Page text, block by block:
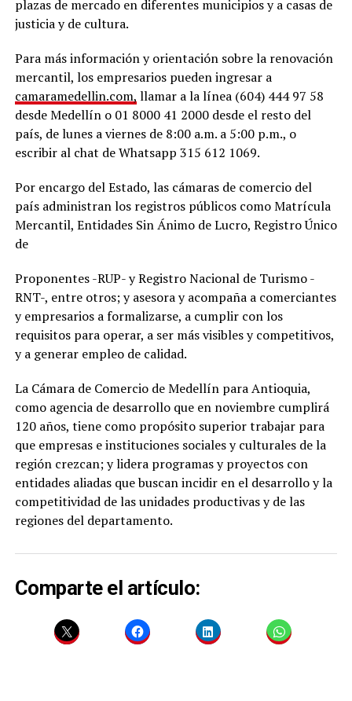
plazas de mercado en diferentes municipios y a casas de
justicia y de cultura.
Para más información y orientación sobre la renovación
mercantil, los empresarios pueden ingresar a
camaramedellin.com, llamar a la línea (604) 444 97 58
desde Medellín o 01 8000 41 2000 desde el resto del
país, de lunes a viernes de 8:00 a.m. a 5:00 p.m., o
escribir al chat de Whatsapp 315 612 1069.
Por encargo del Estado, las cámaras de comercio del
país administran los registros públicos como Matrícula
Mercantil, Entidades Sin Ánimo de Lucro, Registro Único
de
Proponentes -RUP- y Registro Nacional de Turismo -
RNT-, entre otros; y asesora y acompaña a comerciantes
y empresarios a formalizarse, a cumplir con los
requisitos para operar, a ser más visibles y competitivos,
y a generar empleo de calidad.
La Cámara de Comercio de Medellín para Antioquia,
como agencia de desarrollo que en noviembre cumplirá
120 años, tiene como propósito superior trabajar para
que empresas e instituciones sociales y culturales de la
región crezcan; y lidera programas y proyectos con
entidades aliadas que buscan incidir en el desarrollo y la
competitividad de las unidades productivas y de las
regiones del departamento.
Comparte el artículo: